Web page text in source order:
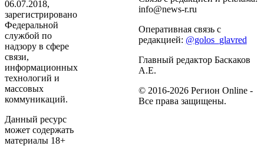
06.07.2018,
зарегистрировано
Федеральной
службой по
надзору в сфере
связи,
информационных
технологий и
массовых
коммуникаций.
Данный ресурс
может содержать
материалы 18+
info@news-r.ru
Оперативная связь с
редакцией: @golos_glavred
Главный редактор Баскаков
А.Е.
© 2016-2026 Регион Online -
Все права защищены.